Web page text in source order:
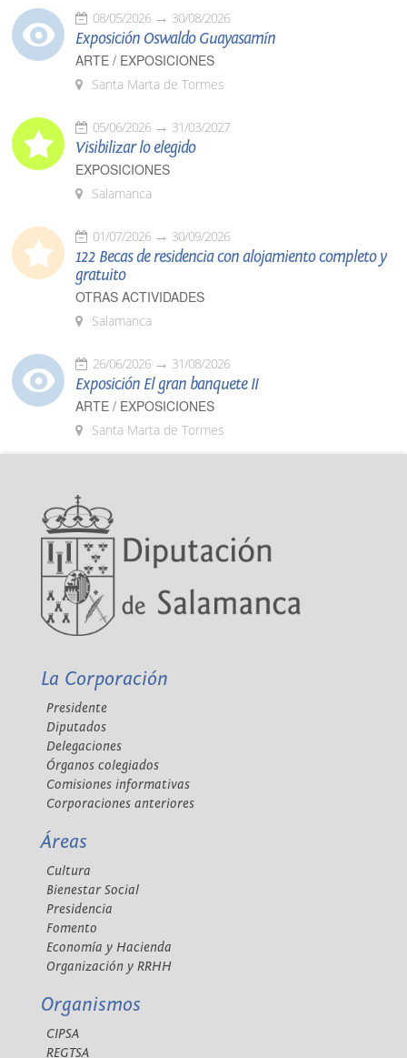
08/05/2026 30/08/2026
Exposición Oswaldo Guayasamín
ARTE / EXPOSICIONES
Santa Marta de Tormes
05/06/2026 31/03/2027
Visibilizar lo elegido
EXPOSICIONES
Salamanca
01/07/2026 30/09/2026
122 Becas de residencia con alojamiento completo y
gratuito
OTRAS ACTIVIDADES
Salamanca
26/06/2026 31/08/2026
Exposición El gran banquete II
ARTE / EXPOSICIONES
Santa Marta de Tormes
La Corporación
Presidente
Diputados
Delegaciones
Órganos colegiados
Comisiones informativas
Corporaciones anteriores
Áreas
Cultura
Bienestar Social
Presidencia
Fomento
Economía y Hacienda
Organización y RRHH
Organismos
CIPSA
REGTSA